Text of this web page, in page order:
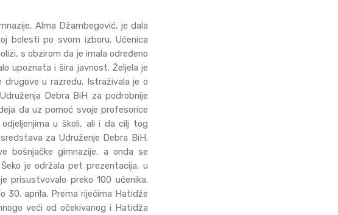
Alma Džambegović, je dala
bolesti po svom izboru. Učenica
s obzirom da je imala određeno
upoznata i šira javnost. Željela je
u razredu. Istraživala je o
Debra BiH za podrobnije
da uz pomoć svoje profesorice
u školi, ali i da cilj tog
za Udruženje Debra BiH.
bošnjačke gimnazije, a onda se
je održala pet prezentacija, u
prisustvovalo preko 100 učenika.
30. aprila. Prema riječima Hatidže
veći od očekivanog i Hatidža